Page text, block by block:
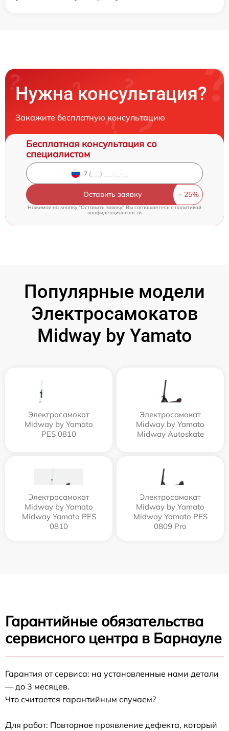
Нужна консультация?
Закажите бесплатную консультацию
Бесплатная консультация со
специалистом
Оставить заявку
Нажимая на кнопку "Оставить заявку" Вы соглашаетесь c политикой
конфиденциальности
Популярные модели
Электросамокатов
Midway by Yamato
Электросамокат
Midway by Yamato
PES 0810
Электросамокат
Midway by Yamato
Midway Autoskate
Электросамокат
Midway by Yamato
Midway Yamato PES
0810
Электросамокат
Midway by Yamato
Midway Yamato PES
0809 Pro
Гарантийные обязательства
сервисного центра в Барнауле
Гарантия от сервиса: на установленные нами детали
— до 3 месяцев.
Что считается гарантийным случаем?
Для работ: Повторное проявление дефекта, который